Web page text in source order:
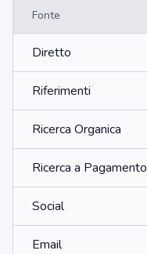
Fonte
Diretto
Riferimenti
Ricerca Organica
Ricerca a Pagamento
Social
Email